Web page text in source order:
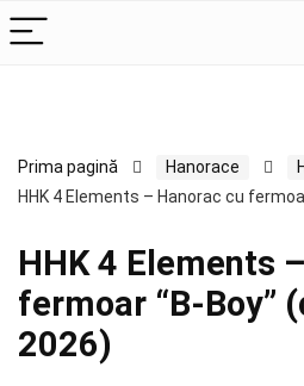
Prima pagină Hanorace
HHK 4 Elements – Hanorac cu
HHK 4 Elements
fermoar “B-Boy”
2026)